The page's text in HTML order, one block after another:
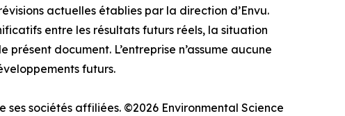
actuelles établies par la direction d’Envu.
entre les résultats futurs réels, la situation
document. L’entreprise n’assume aucune
futurs.
ses sociétés affiliées. ©2026 Environmental Science